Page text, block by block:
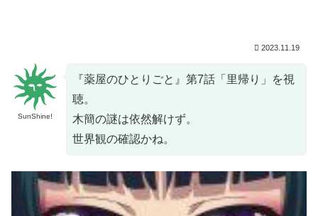
2023.11.19
SunShine!
『薬屋のひとりごと』第7話「里帰り」を視
聴。
木簡の謎は依然解けず。
世界観の確認かね。